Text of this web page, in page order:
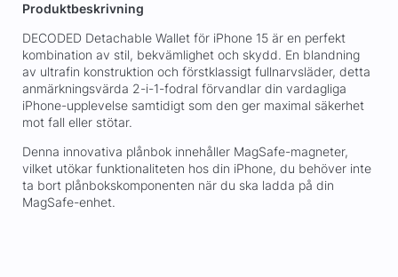
Produktbeskrivning
DECODED Detachable Wallet för iPhone 15 är en perfekt
kombination av stil, bekvämlighet och skydd. En blandning
av ultrafin konstruktion och förstklassigt fullnarvsläder, detta
anmärkningsvärda 2-i-1-fodral förvandlar din vardagliga
iPhone-upplevelse samtidigt som den ger maximal säkerhet
mot fall eller stötar.
Denna innovativa plånbok innehåller MagSafe-magneter,
vilket utökar funktionaliteten hos din iPhone, du behöver inte
ta bort plånbokskomponenten när du ska ladda på din
MagSafe-enhet.